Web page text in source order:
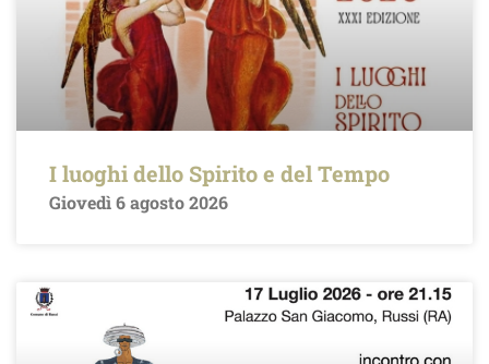
I luoghi dello Spirito e del Tempo
Giovedì 6 agosto 2026